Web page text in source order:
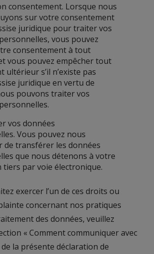
consentement. Lorsque nous
sur votre consentement
juridique pour traiter vos
vous pouvez
consentement à tout
vous pouvez empêcher tout
ultérieur s’il n’existe pas
juridique en vertu de
pouvons traiter vos
vos données
Vous pouvez nous
de transférer les données
que nous détenons à votre
tiers par voie électronique.
exercer l’un de ces droits ou
concernant nos pratiques
des données, veuillez
« Comment communiquer avec
la présente déclaration de